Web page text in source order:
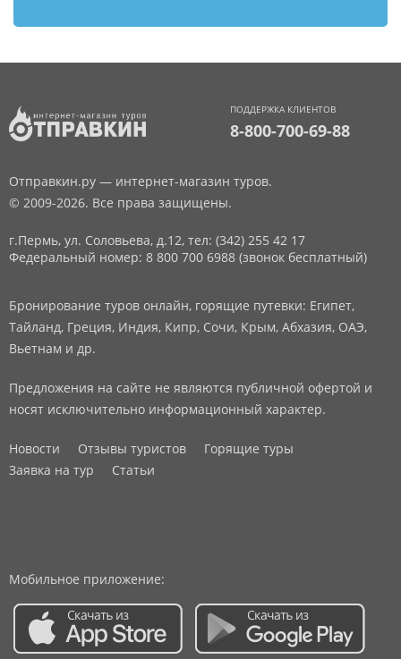
ПОДДЕРЖКА КЛИЕНТОВ
8-800-700-69-88
Отправкин.ру — интернет-магазин туров.
© 2009-2026. Все права защищены.
г.Пермь, ул. Соловьева, д.12, тел: (342) 255 42 17
Федеральный номер: 8 800 700 6988 (звонок бесплатный)
Бронирование туров онлайн, горящие путевки: Египет,
Тайланд, Греция, Индия, Кипр, Сочи, Крым, Абхазия, ОАЭ,
Вьетнам и др.
Предложения на сайте не являются публичной офертой и
носят исключительно информационный характер.
Новости Отзывы туристов
Горящие туры
Заявка на тур
Статьи
Мобильное приложение: